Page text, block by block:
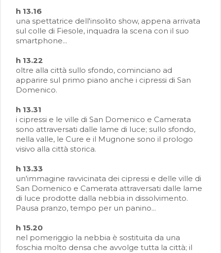
h 13.16
una spettatrice dell'insolito show, appena arrivata
sul colle di Fiesole, inquadra la scena con il suo
smartphone...
h 13.22
oltre alla città sullo sfondo, cominciano ad
apparire sul primo piano anche i cipressi di San
Domenico.
h 13.31
i cipressi e le ville di San Domenico e Camerata
sono attraversati dalle lame di luce; sullo sfondo,
nella valle, le Cure e il Mugnone sono il prologo
visivo alla città storica.
h 13.33
un'immagine ravvicinata dei cipressi e delle ville di
San Domenico e Camerata attraversati dalle lame
di luce prodotte dalla nebbia in dissolvimento.
Pausa pranzo, tempo per un panino...
h 15.20
nel pomeriggio la nebbia è sostituita da una
foschia molto densa che avvolge tutta la città; il